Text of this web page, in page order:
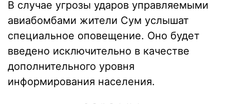
В случае угрозы ударов управляемыми
авиабомбами жители Сум услышат
специальное оповещение. Оно будет
введено исключительно в качестве
дополнительного уровня
информирования населения.